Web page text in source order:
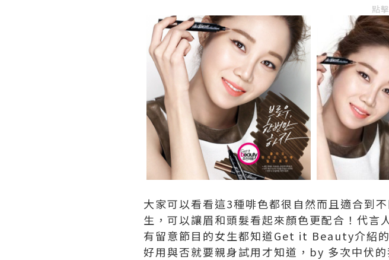
點
大家可以看看這3種啡色都很自然而且適合到
生，可以讓眉和頭髮看起來顏色更配合！代
有留意節目的女生都知道Get it Beauty介紹
好用與否就要親身試用才知道，by 多次中伏